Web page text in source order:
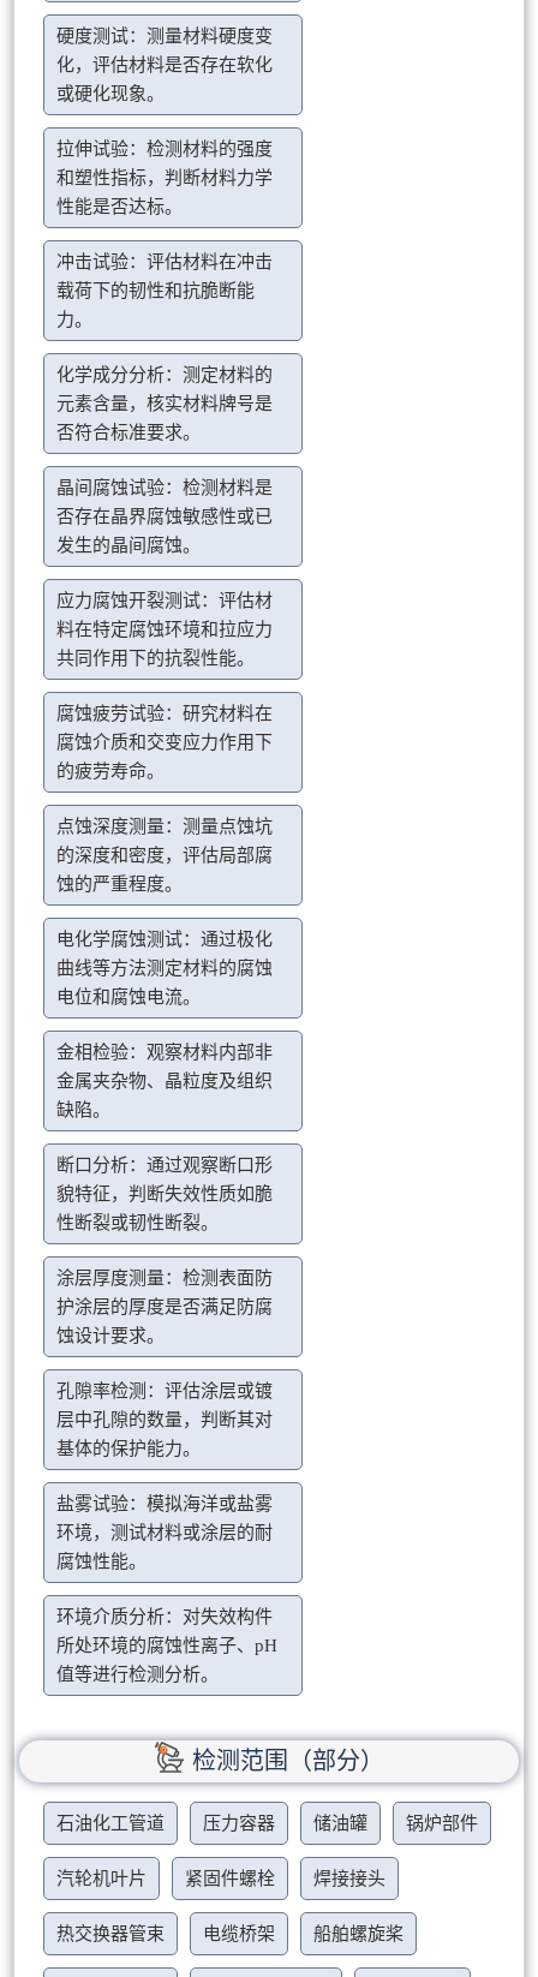
硬度测试：测量材料硬度变
化，评估材料是否存在软化
或硬化现象。
拉伸试验：检测材料的强度
和塑性指标，判断材料力学
性能是否达标。
冲击试验：评估材料在冲击
载荷下的韧性和抗脆断能
力。
化学成分分析：测定材料的
元素含量，核实材料牌号是
否符合标准要求。
晶间腐蚀试验：检测材料是
否存在晶界腐蚀敏感性或已
发生的晶间腐蚀。
应力腐蚀开裂测试：评估材
料在特定腐蚀环境和拉应力
共同作用下的抗裂性能。
腐蚀疲劳试验：研究材料在
腐蚀介质和交变应力作用下
的疲劳寿命。
点蚀深度测量：测量点蚀坑
的深度和密度，评估局部腐
蚀的严重程度。
电化学腐蚀测试：通过极化
曲线等方法测定材料的腐蚀
电位和腐蚀电流。
金相检验：观察材料内部非
金属夹杂物、晶粒度及组织
缺陷。
断口分析：通过观察断口形
貌特征，判断失效性质如脆
性断裂或韧性断裂。
涂层厚度测量：检测表面防
护涂层的厚度是否满足防腐
蚀设计要求。
孔隙率检测：评估涂层或镀
层中孔隙的数量，判断其对
基体的保护能力。
盐雾试验：模拟海洋或盐雾
环境，测试材料或涂层的耐
腐蚀性能。
环境介质分析：对失效构件
所处环境的腐蚀性离子、pH
值等进行检测分析。
检测范围（部分）
石油化工管道 压力容器 储油罐 锅炉部件
汽轮机叶片 紧固件螺栓 焊接接头
热交换器管束 电缆桥架 船舶螺旋桨